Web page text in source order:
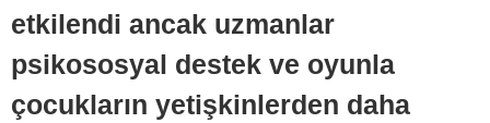
etkilendi ancak uzmanlar
psikososyal destek ve oyunla
çocukların yetişkinlerden daha